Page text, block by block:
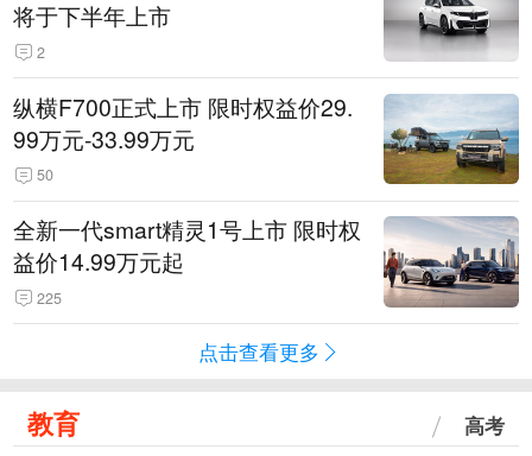
将于下半年上市
2
纵横F700正式上市 限时权益价29.
99万元-33.99万元
50
全新一代smart精灵1号上市 限时权
益价14.99万元起
225
点击查看更多
教育 高考